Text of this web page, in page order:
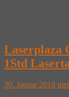
Laserplaza
1Std
30. Januar 2018